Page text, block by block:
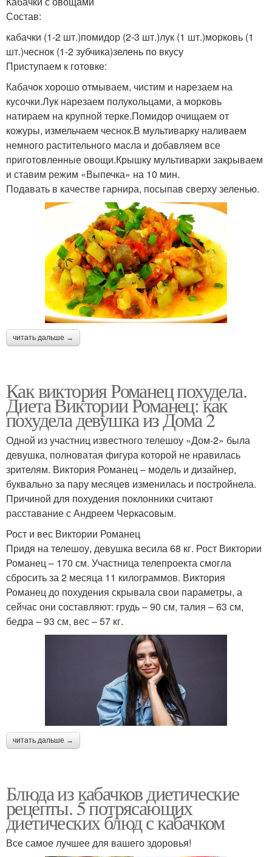
Состав:
кабачки (1-2 шт.)помидор (2-3 шт.)лук (1 шт.)морковь (1
шт.)чеснок (1-2 зубчика)зелень по вкусу
Приступаем к готовке:
Кабачок хорошо отмываем, чистим и нарезаем на
кусочки.Лук нарезаем полукольцами, а морковь
натираем на крупной терке.Помидор очищаем от
кожуры, измельчаем чеснок.В мультиварку наливаем
немного растительного масла и добавляем все
приготовленные овощи.Крышку мультиварки закрываем
и ставим режим «Выпечка» на 10 мин.
Подавать в качестве гарнира, посыпав сверху зеленью.
читать дальше →
Как виктория Романец похудела.
Диета Виктории Романец: как
похудела девушка из Дома 2
Одной из участниц известного телешоу «Дом-2» была
девушка, полноватая фигура которой не нравилась
зрителям. Виктория Романец – модель и дизайнер,
буквально за пару месяцев изменилась и постройнела.
Причиной для похудения поклонники считают
расставание с Андреем Черкасовым.
Рост и вес Виктории Романец
Придя на телешоу, девушка весила 68 кг. Рост Виктории
Романец – 170 см. Участница телепроекта смогла
сбросить за 2 месяца 11 килограммов. Виктория
Романец до похудения скрывала свои параметры, а
сейчас они составляют: грудь – 90 см, талия – 63 см,
бедра – 93 см, вес – 57 кг.
читать дальше →
Блюда из кабачков диетические
рецепты. 5 потрясающих
диетических блюд с кабачком
Все самое лучшее для вашего здоровья!